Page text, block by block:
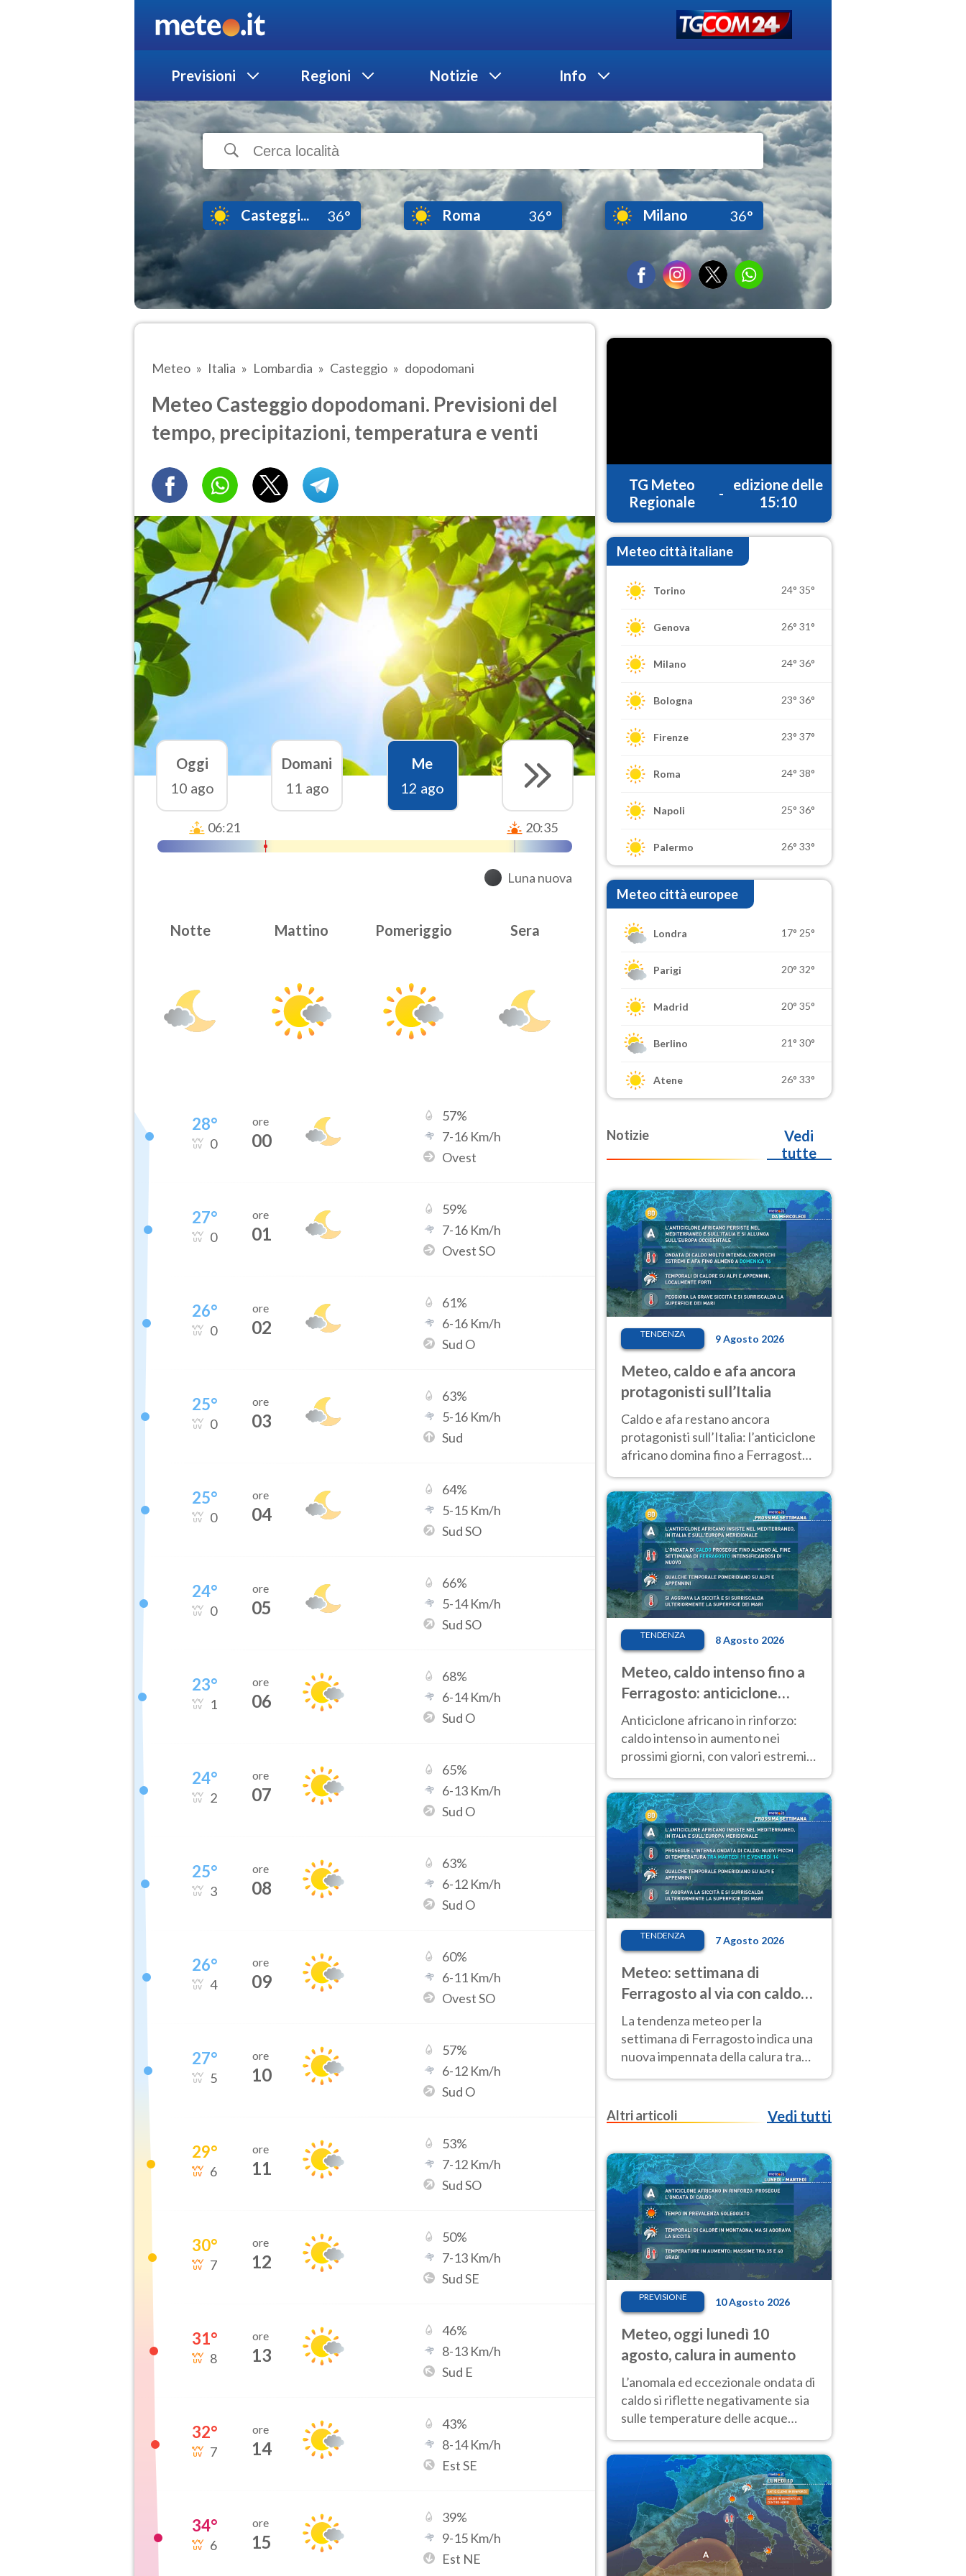
Previsioni Regioni Notizie Info
Casteggi... 36° Roma 36° Milano 36°
Meteo Italia Lombardia Casteggio dopodomani
Meteo Casteggio dopodomani. Previsioni del
tempo, precipitazioni, temperatura e venti
Oggi
10 ago
Domani
11 ago
Me
12 ago
06:21 20:35
Luna nuova
Notte Mattino Pomeriggio Sera
28°
0
ore
00
57%
7-16 Km/h
Ovest
27°
0
ore
01
59%
7-16 Km/h
Ovest SO
26°
0
ore
02
61%
6-16 Km/h
Sud O
25°
0
ore
03
63%
5-16 Km/h
Sud
25°
0
ore
04
64%
5-15 Km/h
Sud SO
24°
0
ore
05
66%
5-14Km/h
Sud SO
23°
1
ore
06
68%
6-14Km/h
Sud O
24°
2
ore
07
65%
6-13 Km/h
Sud O
25°
3
ore
08
63%
6-12 Km/h
Sud O
26°
4
ore
09
60%
6-11 Km/h
Ovest SO
27°
5
ore
10
57%
6-12 Km/h
Sud O
29°
6
ore
11
53%
7-12 Km/h
Sud SO
30°
7
ore
12
50%
7-13 Km/h
Sud SE
31°
8
ore
13
46%
8-13 Km/h
Sud E
32°
7
ore
14
43%
8-14Km/h
Est SE
34°
6
ore
15
39%
9-15 Km/h
Est NE
TG Meteo
Regionale
-
edizione delle
15:10
Meteo città italiane
Torino 24° 35°
Genova 26° 31°
Milano 24° 36°
Bologna 23° 36°
Firenze 23° 37°
Roma 24° 38°
Napoli 25° 36°
Palermo 26° 33°
Meteo città europee
Londra 17° 25°
Parigi 20° 32°
Madrid 20° 35°
Berlino 21° 30°
Atene 26° 33°
Notizie
Vedi
tutte
TENDENZA 9 Agosto 2026
Meteo, caldo e afa ancora
protagonisti sull’Italia
Caldo e afa restano ancora
protagonisti sull’Italia: l’anticiclone
africano domina fino a Ferragosto,
cambiamento
TENDENZA 8 Agosto 2026
Meteo, caldo intenso fino a
Ferragosto: anticiclone
africano ancora
protagonista
Anticiclone africano in rinforzo:
caldo intenso in aumento nei
prossimi giorni, con valori estremi
d’Italia
TENDENZA 7 Agosto 2026
Meteo: settimana di
Ferragosto al via con caldo
intenso e qualche temporale
La tendenza meteo per la
settimana di Ferragosto indica una
nuova impennata della calura tra
11 e 14 agosto, con nuovi rialzi
Altri articoli
Vedi tutti
PREVISIONE 10 Agosto 2026
Meteo, oggi lunedì 10
agosto, calura in aumento
L’anomala ed eccezionale ondata di
caldo si riflette negativamente sia
sulle temperature delle acque
condizione critica dei ghiacciai